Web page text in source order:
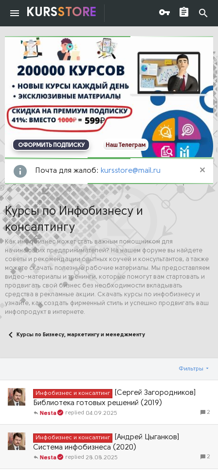
KURSSTORE
ОФОРМИТЬ ПОДПИСКУ Наш Телеграм
Почта для жалоб: kursstore@mail.ru
Курсы по Инфобизнесу и
консалтингу
Как инфобизнес может стать важным помощником для
начинающих предпринимателей? На нашем форуме вы найдете
советы и рекомендации опытных коучей и консультантов, а также
можете скачать полезные рабочие материалы. Мы предоставляем
видео-материалы и тренинги, которые помогут вам стартовать и
продвигать свой бизнес без необходимости вкладывать
средства в рекламные акции. Скачать курсы по инфобизнесу и
узнайте, как создать фирменный стиль и успешно продвигать ваш
инфопродукт в интернете.
Курсы по Бизнесу, маркетингу и менеджменту
Фильтры
Инфобизнес и консалтинг
[Сергей Загородников]
Библиотека готовых решений (2019)
2
04.09.2025
Nesta
Инфобизнес и консалтинг
[Андрей Цыганков]
Система инфобизнеса (2020)
2
28.08.2025
Nesta